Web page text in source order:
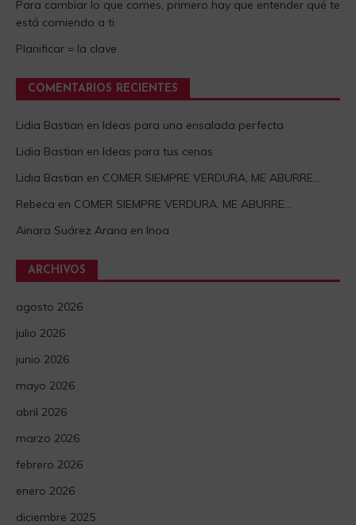
Para cambiar lo que comes, primero hay que entender qué te
está comiendo a ti
Planificar = la clave
COMENTARIOS RECIENTES
Lidia Bastian en Ideas para una ensalada perfecta
Lidia Bastian en Ideas para tus cenas
Lidia Bastian en COMER SIEMPRE VERDURA, ME ABURRE…
Rebeca en COMER SIEMPRE VERDURA, ME ABURRE…
Ainara Suárez Arana en Inoa
ARCHIVOS
agosto 2026
julio 2026
junio 2026
mayo 2026
abril 2026
marzo 2026
febrero 2026
enero 2026
diciembre 2025